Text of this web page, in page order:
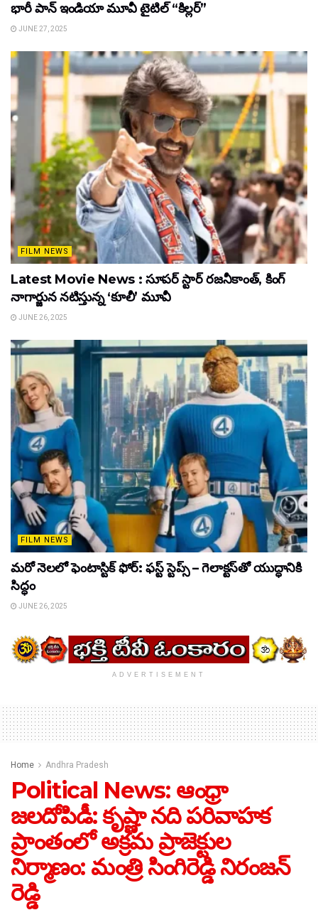
భారీ పాన్‌ ఇండియా మూవీ టైటిల్ “కిల్లర్”
JUNE 27, 2025
FILM NEWS
Latest Movie News : సూపర్ స్టార్ రజనీకాంత్, కింగ్
నాగార్జున నటిస్తున్న ‘కూలీ’ మూవీ
JUNE 26, 2025
FILM NEWS
మరో నెలలో ఫెంటాస్టిక్ ఫోర్: ఫస్ట్ స్టెప్స్ – గెలాక్టస్‌తో యుద్ధానికి
సిద్ధం
JUNE 26, 2025
ADVERTISEMENT
Home Andhra Pradesh
Political News: ఆంధ్రా
జలదోపిడీ: కృష్ణా నది పరివాహక
ప్రాంతంలో అక్రమ ప్రాజెక్టుల
నిర్మాణం: మంత్రి సింగిరెడ్డి నిరంజన్
రెడ్డి